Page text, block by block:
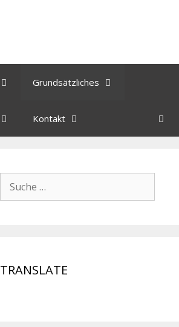
Grundsätzliches
Kontakt
TRANSLATE